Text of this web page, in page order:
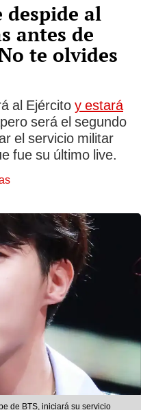
despide al
antes de
te olvides
al Ejército y estará
será el segundo
el servicio militar
fue su último live.
de BTS, iniciará su servicio